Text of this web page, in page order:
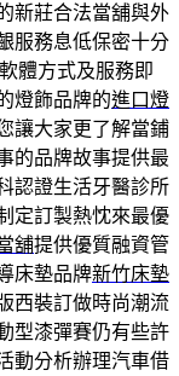
新莊合法當舖與外
服務息低保密十分
軟體方式及服務即
燈飾品牌的進口燈
讓大家更了解當鋪
的品牌故事提供最
認證生活牙醫診所
定訂製熱忱來最優
舖提供優質融資管
床墊品牌新竹床墊
西裝訂做時尚潮流
型漆彈賽仍有些許
動分析辦理汽車借